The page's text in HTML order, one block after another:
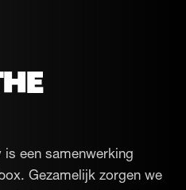
is een samenwerking
Gezamelijk zorgen we